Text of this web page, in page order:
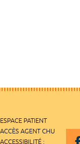
ESPACE PATIENT
ACCÈS AGENT CHU
ACCESSIBILITÉ :